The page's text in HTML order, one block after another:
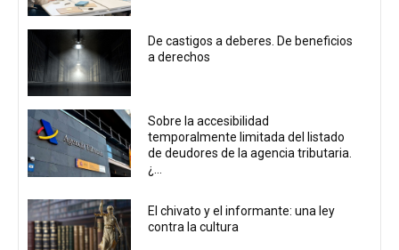
De castigos a deberes. De beneficios
a derechos
Sobre la accesibilidad
temporalmente limitada del listado
de deudores de la agencia tributaria.
¿...
El chivato y el informante: una ley
contra la cultura